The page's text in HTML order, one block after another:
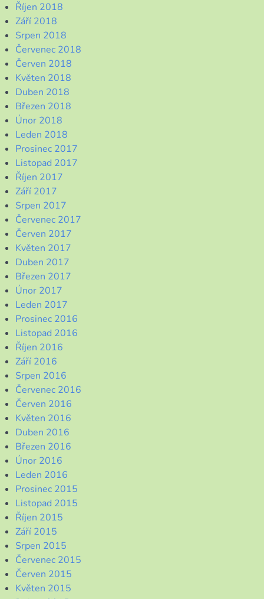
Říjen 2018
Září 2018
Srpen 2018
Červenec 2018
Červen 2018
Květen 2018
Duben 2018
Březen 2018
Únor 2018
Leden 2018
Prosinec 2017
Listopad 2017
Říjen 2017
Září 2017
Srpen 2017
Červenec 2017
Červen 2017
Květen 2017
Duben 2017
Březen 2017
Únor 2017
Leden 2017
Prosinec 2016
Listopad 2016
Říjen 2016
Září 2016
Srpen 2016
Červenec 2016
Červen 2016
Květen 2016
Duben 2016
Březen 2016
Únor 2016
Leden 2016
Prosinec 2015
Listopad 2015
Říjen 2015
Září 2015
Srpen 2015
Červenec 2015
Červen 2015
Květen 2015